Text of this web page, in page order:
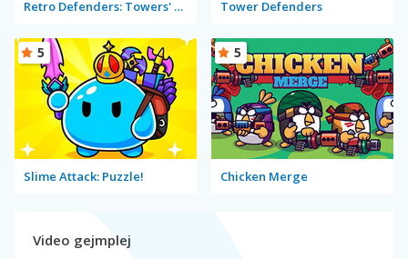
Retro Defenders: Towers' War Tower Defenders
Slime Attack: Puzzle!
5
Chicken Merge
5
Video gejmplej